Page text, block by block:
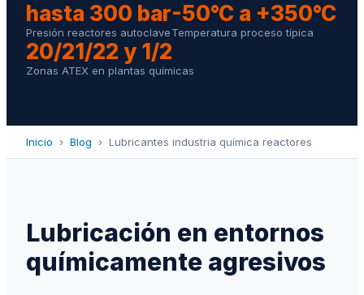
hasta 300 bar
Presión reactores autoclave
-50°C a +350°C
Temperatura proceso típica
20/21/22 y 1/2
Zonas ATEX en plantas químicas
Inicio › Blog › Lubricantes industria química reactores
Lubricación en entornos
químicamente agresivos